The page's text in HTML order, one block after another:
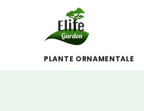
PLANTE ORNAMENTALE